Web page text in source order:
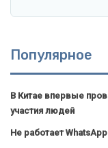
Популярное
В Китае впервые
участия людей
Не работает